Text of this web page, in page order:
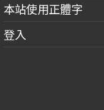
本站使用正體字
登入